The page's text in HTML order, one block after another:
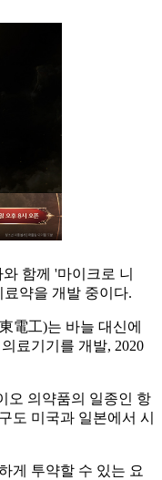
함께 '마이크로 니
약을 개발 중이다.
電工)는 바늘 대신에
료기기를 개발, 2020
오 의약품의 일종인 항
도 미국과 일본에서 시
게 투약할 수 있는 요